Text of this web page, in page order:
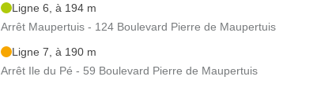
Ligne 6, à 194 m
Arrêt Maupertuis - 124 Boulevard Pierre de Maupertuis
Ligne 7, à 190 m
Arrêt Ile du Pé - 59 Boulevard Pierre de Maupertuis